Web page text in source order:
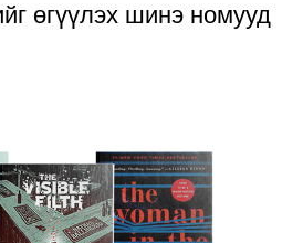
өгүүлэх шинэ номууд